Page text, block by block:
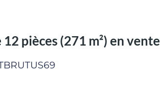
pièces (271 m²) en vente